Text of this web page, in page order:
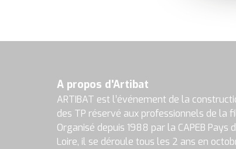
A propos d'Artibat
ARTIBAT est l’événement de la
des TP réservé aux professionnels de la
Organisé depuis 1988 par la CAPEB Pays
Loire, il se déroule tous les 2 ans en